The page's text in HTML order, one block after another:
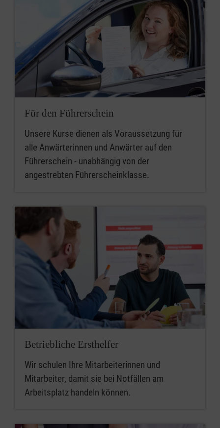
Für den Führerschein
Unsere Kurse dienen als Voraussetzung für
alle Anwärterinnen und Anwärter auf den
Führerschein - unabhängig von der
angestrebten Führerscheinklasse.
Betriebliche Ersthelfer
Wir schulen Ihre Mitarbeiterinnen und
Mitarbeiter, damit sie bei Notfällen am
Arbeitsplatz handeln können.